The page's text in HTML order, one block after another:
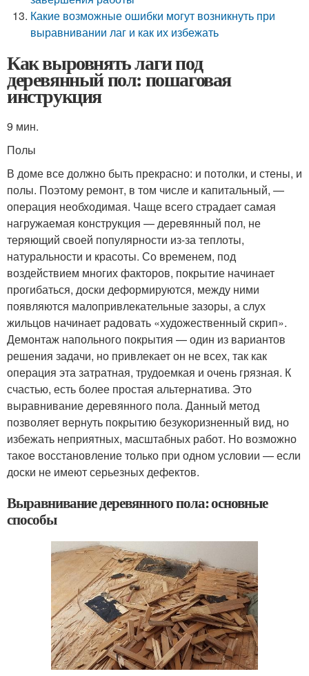
Какие возможные ошибки могут возникнуть при
выравнивании лаг и как их избежать
Как выровнять лаги под
деревянный пол: пошаговая
инструкция
9 мин.
Полы
В доме все должно быть прекрасно: и потолки, и стены, и
полы. Поэтому ремонт, в том числе и капитальный, —
операция необходимая. Чаще всего страдает самая
нагружаемая конструкция — деревянный пол, не
теряющий своей популярности из-за теплоты,
натуральности и красоты. Со временем, под
воздействием многих факторов, покрытие начинает
прогибаться, доски деформируются, между ними
появляются малопривлекательные зазоры, а слух
жильцов начинает радовать «художественный скрип».
Демонтаж напольного покрытия — один из вариантов
решения задачи, но привлекает он не всех, так как
операция эта затратная, трудоемкая и очень грязная. К
счастью, есть более простая альтернатива. Это
выравнивание деревянного пола. Данный метод
позволяет вернуть покрытию безукоризненный вид, но
избежать неприятных, масштабных работ. Но возможно
такое восстановление только при одном условии — если
доски не имеют серьезных дефектов.
Выравнивание деревянного пола: основные
способы